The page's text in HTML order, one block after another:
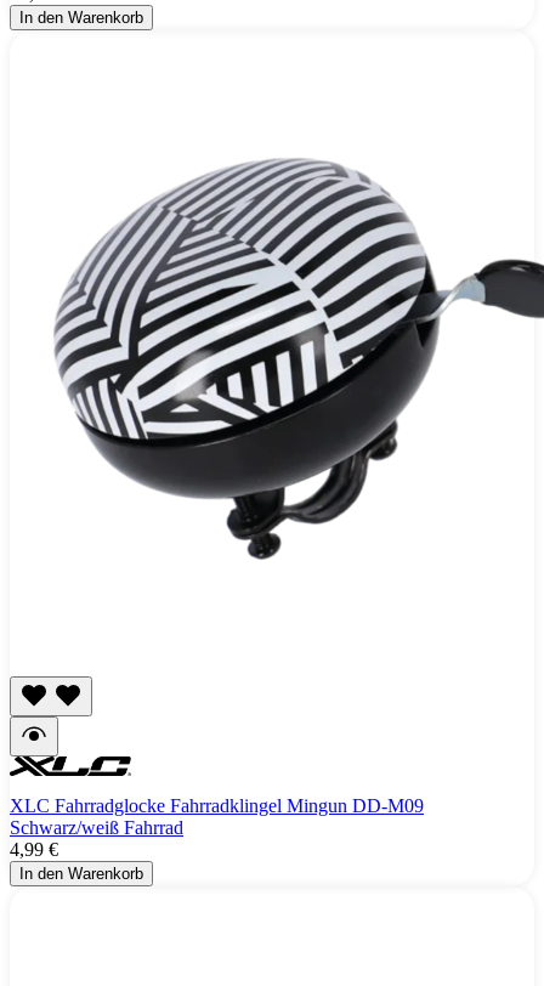
In den Warenkorb
XLC Fahrradglocke Fahrradklingel Mingun DD-M09
Schwarz/weiß Fahrrad
4,99 €
In den Warenkorb